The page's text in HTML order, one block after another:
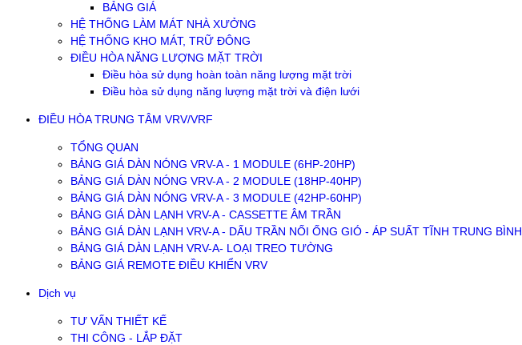
BẢNG GIÁ
HỆ THỐNG LÀM MÁT NHÀ XƯỞNG
HỆ THỐNG KHO MÁT, TRỮ ĐÔNG
ĐIỀU HÒA NĂNG LƯỢNG MẶT TRỜI
Điều hòa sử dụng hoàn toàn năng lượng mặt trời
Điều hòa sử dụng năng lượng mặt trời và điện lưới
ĐIỀU HÒA TRUNG TÂM VRV/VRF
TỔNG QUAN
BẢNG GIÁ DÀN NÓNG VRV-A - 1 MODULE (6HP-20HP)
BẢNG GIÁ DÀN NÓNG VRV-A - 2 MODULE (18HP-40HP)
BẢNG GIÁ DÀN NÓNG VRV-A - 3 MODULE (42HP-60HP)
BẢNG GIÁ DÀN LẠNH VRV-A - CASSETTE ÂM TRẦN
BẢNG GIÁ DÀN LẠNH VRV-A - DẤU TRẦN NỐI ỐNG GIÓ - ÁP SUẤT TĨNH TRUNG BÌNH
BẢNG GIÁ DÀN LẠNH VRV-A- LOẠI TREO TƯỜNG
BẢNG GIÁ REMOTE ĐIỀU KHIỂN VRV
Dịch vụ
TƯ VẤN THIẾT KẾ
THI CÔNG - LẮP ĐẶT